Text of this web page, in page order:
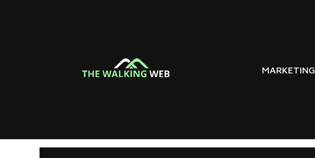
MARKETING